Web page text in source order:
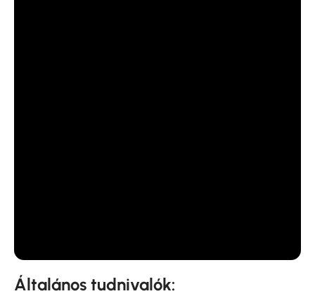
Általános tudnivalók: